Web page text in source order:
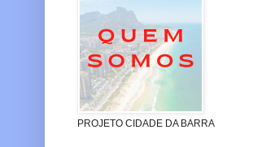
PROJETO CIDADE DA BARRA